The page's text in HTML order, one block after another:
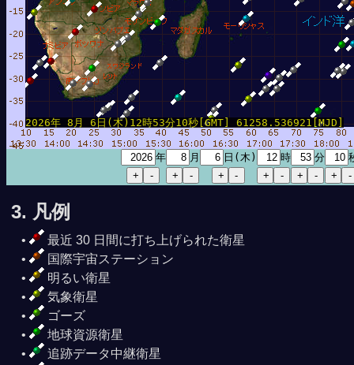
2026年 8月 6日(木)12時53分10秒[GMT] 61258.536921[MJD]
年 月 日(木) 時 分
3. 凡例
最近 30 日間に打ち上げられた衛星
国際宇宙ステーション
明るい衛星
気象衛星
ゴーズ
地球資源衛星
追跡データ中継衛星